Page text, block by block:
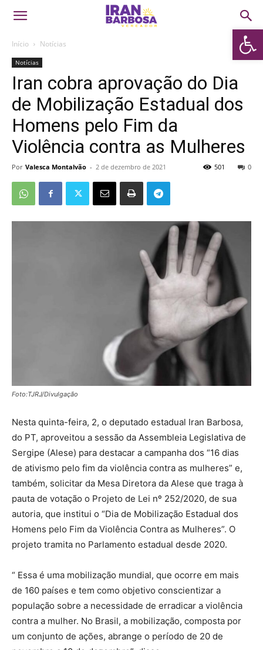
Abrir
Início Notícias
Notícias
Iran cobra aprovação do Dia
de Mobilização Estadual dos
Homens pelo Fim da
Violência contra as Mulheres
Por Valesca Montalvão - 2 de dezembro de 2021 0
501
Foto:TJRJ/Divulgação
Nesta quinta-feira, 2, o deputado estadual Iran Barbosa,
do PT, aproveitou a sessão da Assembleia Legislativa de
Sergipe (Alese) para destacar a campanha dos “16 dias
de ativismo pelo fim da violência contra as mulheres” e,
também, solicitar da Mesa Diretora da Alese que traga à
pauta de votação o Projeto de Lei nº 252/2020, de sua
autoria, que institui o “Dia de Mobilização Estadual dos
Homens pelo Fim da Violência Contra as Mulheres”. O
projeto tramita no Parlamento estadual desde 2020.
“ Essa é uma mobilização mundial, que ocorre em mais
de 160 países e tem como objetivo conscientizar a
população sobre a necessidade de erradicar a violência
contra a mulher. No Brasil, a mobilização, composta por
um conjunto de ações, abrange o período de 20 de